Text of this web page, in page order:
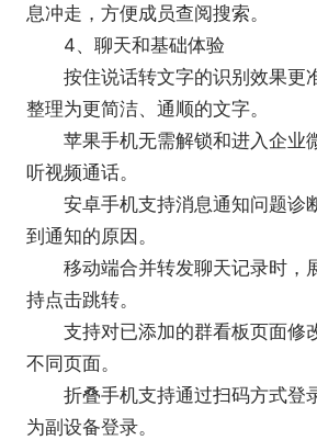
息冲走，方便成员查阅搜索。
4、聊天和基础体验
按住说话转文字的识别效果更
整理为更简洁、通顺的文字。
苹果手机无需解锁和进入企业
听视频通话。
安卓手机支持消息通知问题诊
到通知的原因。
移动端合并转发聊天记录时，
持点击跳转。
支持对已添加的群看板页面修
不同页面。
折叠手机支持通过扫码方式登
为副设备登录。